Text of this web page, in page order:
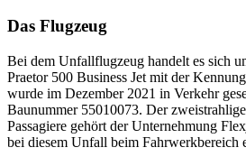
Das Flugzeug
Bei dem Unfallflugzeug handelt es sich
Praetor 500 Business Jet mit der
wurde im Dezember 2021 in Verkehr
Baunummer 55010073. Der
Passagiere gehört der Unternehmung
bei diesem Unfall beim Fahrwerkbereich